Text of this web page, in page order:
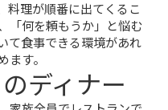
料理が順番に出てくるこ
「何を頼もうか」と悩む
て食事できる環境があれ
す。
ディナー